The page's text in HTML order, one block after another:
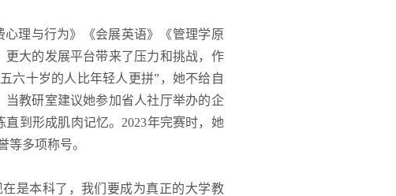
理与行为》《会展英语》《管理学原
大的发展平台带来了压力和挑战，作
六十岁的人比年轻人更拼”，她不给自
教研室建议她参加省人社厅举办的企
到形成肌肉记忆。2023年完赛时，她
等多项称号。
是本科了，我们要成为真正的大学教